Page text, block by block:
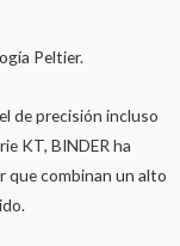
Peltier.
de precisión incluso
KT, BINDER ha
que combinan un alto